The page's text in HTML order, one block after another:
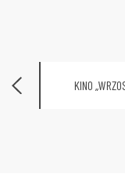
KINO